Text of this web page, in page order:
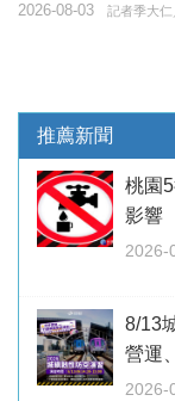
記者季大
2026-08-03
推薦新聞
桃園
影響
2026-
8/13
營運
2026-